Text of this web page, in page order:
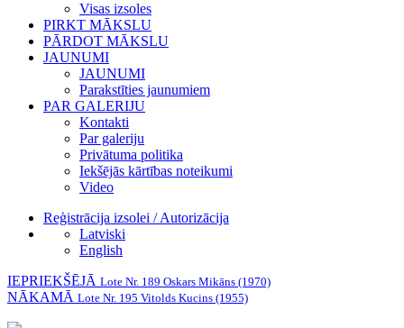
Visas izsoles
PIRKT MĀKSLU
PĀRDOT MĀKSLU
JAUNUMI
JAUNUMI
Parakstīties jaunumiem
PAR GALERIJU
Kontakti
Par galeriju
Privātuma politika
Iekšējās kārtības noteikumi
Video
Reģistrācija izsolei / Autorizācija
Latviski
English
IEPRIEKŠĒJĀ Lote Nr. 189 Oskars Mikāns (1970)
NĀKAMĀ Lote Nr. 195 Vitolds Kucins (1955)